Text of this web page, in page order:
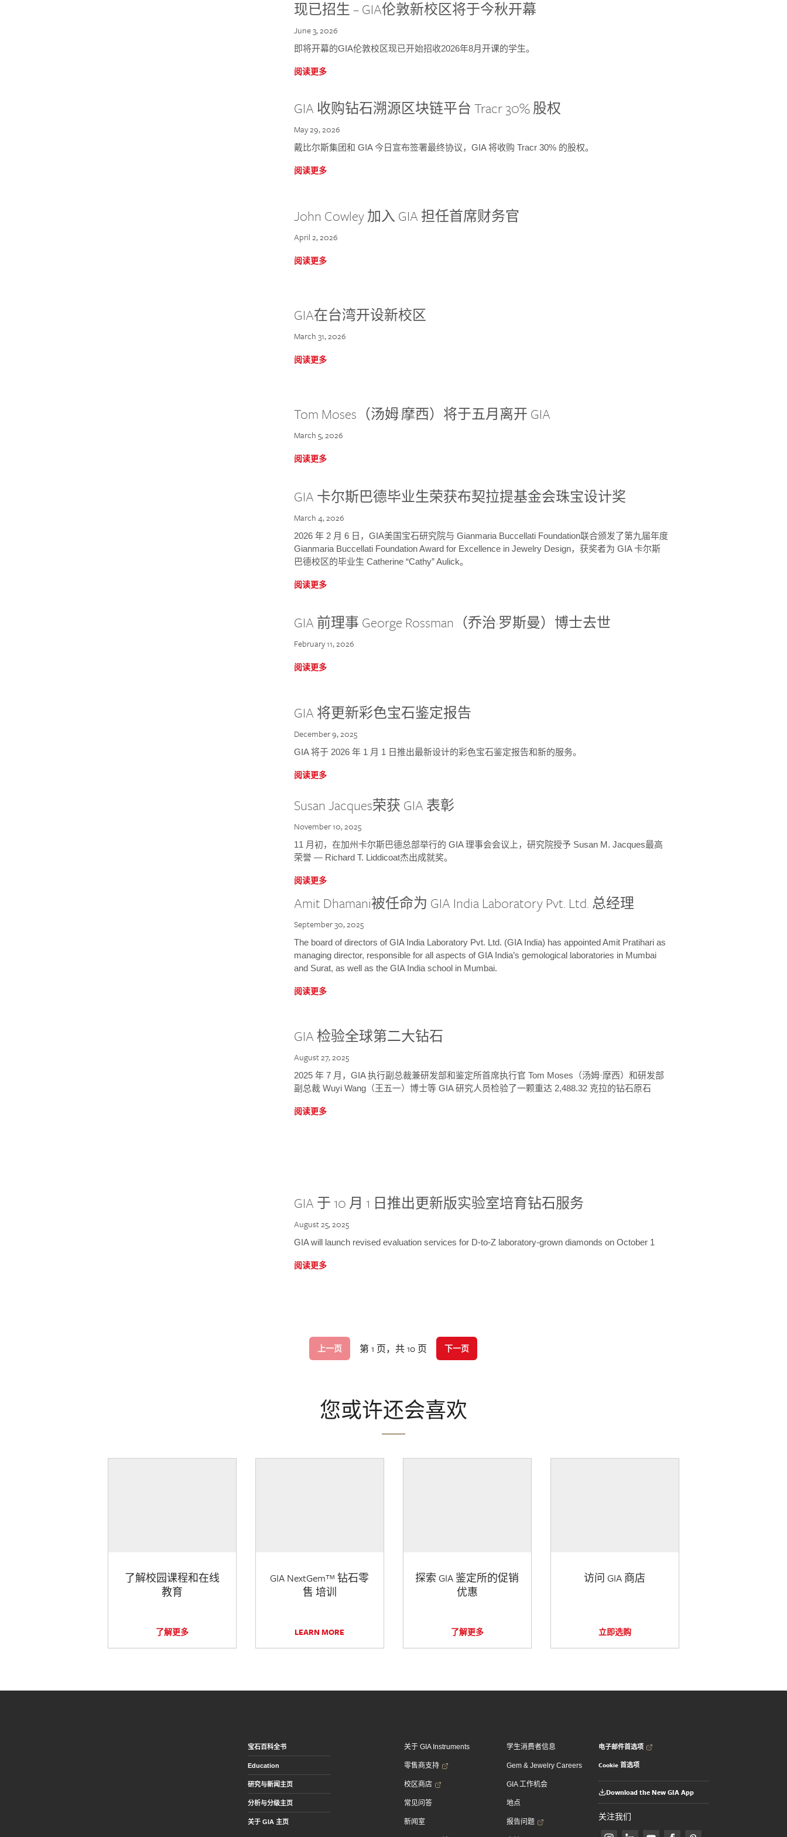
现已招生 – GIA伦敦新校区将于今秋开幕
June 3, 2026
即将开幕的GIA伦敦校区现已开始招收2026年8月开课的学生。
阅读更多
GIA 收购钻石溯源区块链平台 Tracr 30% 股权
May 29, 2026
戴比尔斯集团和 GIA 今日宣布签署最终协议，GIA 将收购 Tracr 30% 的股权。
阅读更多
John Cowley 加入 GIA 担任首席财务官
April 2, 2026
阅读更多
GIA在台湾开设新校区
March 31, 2026
阅读更多
Tom Moses（汤姆·摩西）将于五月离开 GIA
March 5, 2026
阅读更多
GIA 卡尔斯巴德毕业生荣获布契拉提基金会珠宝设计奖
March 4, 2026
2026 年 2 月 6 日，GIA美国宝石研究院与 Gianmaria Buccellati Foundation联合颁发了第九届年度
Gianmaria Buccellati Foundation Award for Excellence in Jewelry Design，获奖者为 GIA 卡尔斯
巴德校区的毕业生 Catherine “Cathy” Aulick。
阅读更多
GIA 前理事 George Rossman（乔治·罗斯曼）博士去世
February 11, 2026
阅读更多
GIA 将更新彩色宝石鉴定报告
December 9, 2025
GIA 将于 2026 年 1 月 1 日推出最新设计的彩色宝石鉴定报告和新的服务。
阅读更多
Susan Jacques荣获 GIA 表彰
November 10, 2025
11 月初，在加州卡尔斯巴德总部举行的 GIA 理事会会议上，研究院授予 Susan M. Jacques最高
荣誉 — Richard T. Liddicoat杰出成就奖。
阅读更多
Amit Dhamani被任命为 GIA India Laboratory Pvt. Ltd. 总经理
September 30, 2025
The board of directors of GIA India Laboratory Pvt. Ltd. (GIA India) has appointed Amit Pratihari as
managing director, responsible for all aspects of GIA India’s gemological laboratories in Mumbai
and Surat, as well as the GIA India school in Mumbai.
阅读更多
GIA 检验全球第二大钻石
August 27, 2025
2025 年 7 月，GIA 执行副总裁兼研发部和鉴定所首席执行官 Tom Moses（汤姆·摩西）和研发部
副总裁 Wuyi Wang（王五一）博士等 GIA 研究人员检验了一颗重达 2,488.32 克拉的钻石原石
阅读更多
GIA 于 10 月 1 日推出更新版实验室培育钻石服务
August 25, 2025
GIA will launch revised evaluation services for D-to-Z laboratory-grown diamonds on October 1
阅读更多
上一页 第 1 页，共 10 页 下一页
您或许还会喜欢
了解校园课程和在线
教育
了解更多
GIA NextGem™ 钻石零
售 培训
LEARN MORE
探索 GIA 鉴定所的促销
优惠
了解更多
访问 GIA 商店
立即选购
宝石百科全书
Education
研究与新闻主页
分析与分级主页
关于 GIA 主页
关于 GIA Instruments
零售商支持
校区商店
常见问答
新闻室
学生消费者信息
Gem & Jewelry Careers
GIA 工作机会
地点
报告问题
电子邮件首选项
Cookie 首选项
Download the New GIA App
关注我们